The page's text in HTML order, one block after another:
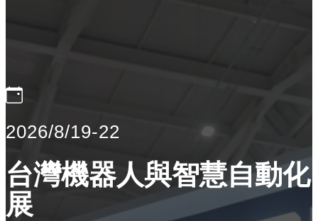
2026/8/19-22
台灣機器人與智慧自動化
展